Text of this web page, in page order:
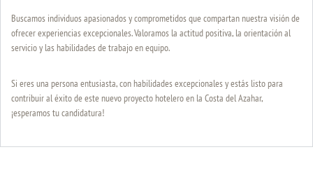
Buscamos individuos apasionados y comprometidos que compartan nuestra visión de
ofrecer experiencias excepcionales. Valoramos la actitud positiva, la orientación al
servicio y las habilidades de trabajo en equipo.
Si eres una persona entusiasta, con habilidades excepcionales y estás listo para
contribuir al éxito de este nuevo proyecto hotelero en la Costa del Azahar,
¡esperamos tu candidatura!